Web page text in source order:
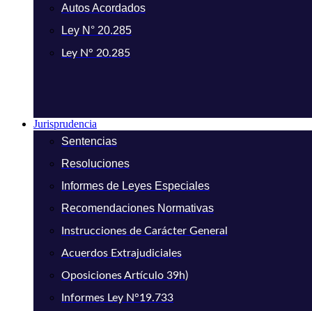
Autos Acordados
Ley N° 20.285
Ley N° 20.285
Jurisprudencia
Sentencias
Resoluciones
Informes de Leyes Especiales
Recomendaciones Normativas
Instrucciones de Carácter General
Acuerdos Extrajudiciales
Oposiciones Artículo 39h)
Informes Ley N°19.733